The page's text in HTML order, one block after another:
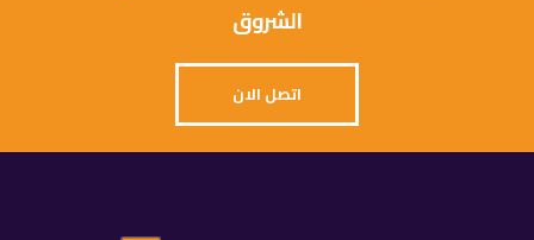
الشروق
اتصل الان